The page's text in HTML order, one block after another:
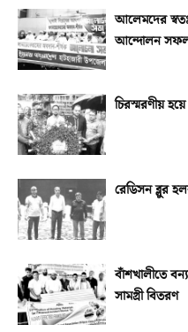
আলেমদের
আন্দোলন সফল
চিরস্মরণীয়
রেডিসন ব্লুর
বাঁশখালীতে
সামগ্রী বিতরণ